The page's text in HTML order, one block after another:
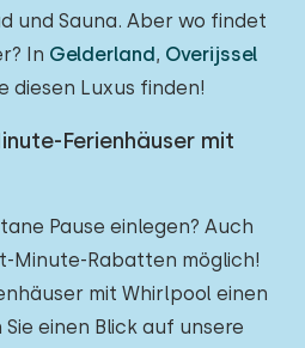
und Sauna. Aber wo findet
In Gelderland, Overijssel
diesen Luxus finden!
Ferienhäuser mit
Pause einlegen? Auch
Minute-Rabatten möglich!
mit Whirlpool einen
einen Blick auf unsere